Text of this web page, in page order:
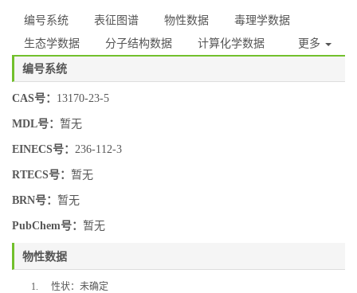
编号系统 表征图谱 物性数据
毒理学数据
生态学数据
分子结构数据 计算化学数据 更多
编号系统
CAS号： 13170-23-5
MDL号： 暂无
EINECS号： 236-112-3
RTECS号： 暂无
BRN号： 暂无
PubChem号： 暂无
物性数据
1.
性状：未确定